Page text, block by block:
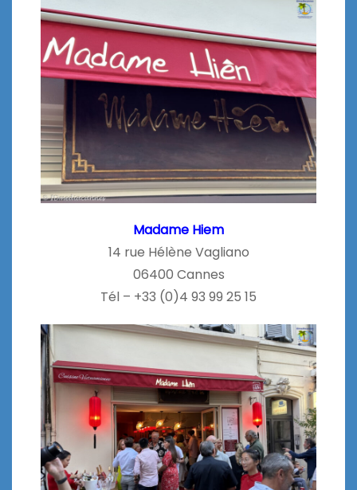
Madame Hiem
14 rue Hélène Vagliano
06400 Cannes
Tél – +33 (0)4 93 99 25 15